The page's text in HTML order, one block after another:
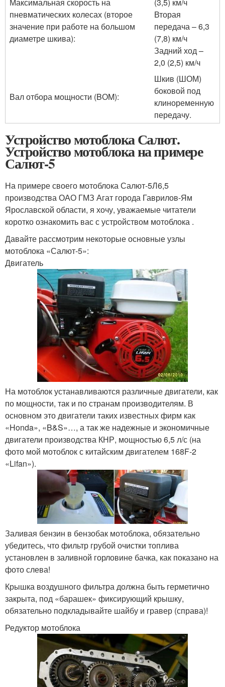
пневматических колесах (второе
значение при работе на большом
диаметре шкива):
Вторая
передача – 6,3
(7,8) км/ч
Задний ход –
2,0 (2,5) км/ч
Вал отбора мощности (BОM):
Шкив (ШОМ)
боковой под
клиноременную
передачу.
Устройство мотоблока Салют.
Устройство мотоблока на примере
Салют-5
На примере своего мотоблока Салют-5Л6,5
производства ОАО ГМЗ Агат города Гаврилов-Ям
Ярославской области, я хочу, уважаемые читатели
коротко ознакомить вас с устройством мотоблока .
Давайте рассмотрим некоторые основные узлы
мотоблока «Салют-5»:
Двигатель
На мотоблок устанавливаются различные двигатели, как
по мощности, так и по странам производителям. В
основном это двигатели таких известных фирм как
«Honda», «B&S»…, а так же надежные и экономичные
двигатели производства КНР, мощностью 6,5 л/с (на
фото мой мотоблок с китайским двигателем 168F-2
«Lifan»).
Заливая бензин в бензобак мотоблока, обязательно
убедитесь, что фильтр грубой очистки топлива
установлен в заливной горловине бачка, как показано на
фото слева!
Крышка воздушного фильтра должна быть герметично
закрыта, под «барашек» фиксирующий крышку,
обязательно подкладывайте шайбу и гравер (справа)!
Редуктор мотоблока